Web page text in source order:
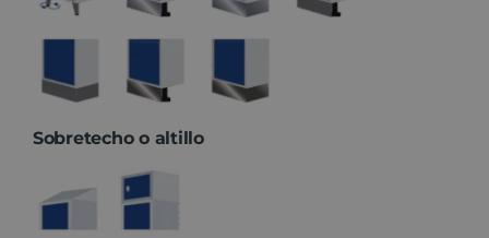
Sobretecho o altillo